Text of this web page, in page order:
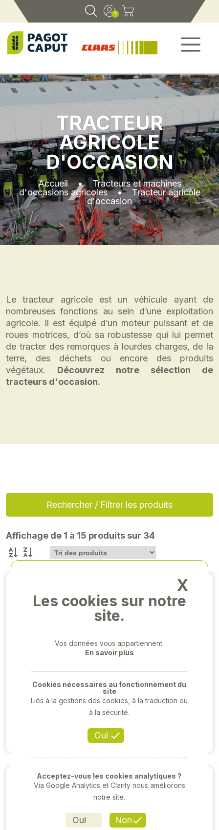
TRACTEUR
AGRICOLE
D'OCCASION
Accueil•Tracteurs et machines
d'occasions agricoles• Tracteur agricole
d'occasion
Le tracteur agricole est un véhicule ayant de
nombreuses fonctions au sein d’une exploitation
agricole. Il est équipé d’un moteur puissant et de
roues motrices, d’où sa robustesse qui lui permet
de tracter des remorques à lourdes charges, de la
terre, des déchets ou encore des produits
végétaux. Découvrez notre sélection de
tracteurs d'occasion.
Rechercher / Filtrer les produits
Affichage de 1 à 15 produits sur 34
FARMALL 75A -
2022
35 000,00 €HT
TRACTEUR - 450
PANORAMIC -
X
Les cookies sur notre
site.
Vos données vous appartiennent.
En savoir plus
Oui
Cookies nécessaires au fonctionnement du
site
Liés à la gestions des cookies, à la traduction ou
à la sécurité.
Oui Non
Acceptez-vous les cookies analytiques ?
Via Google Analytics et Clarity nous améliorons
notre site.